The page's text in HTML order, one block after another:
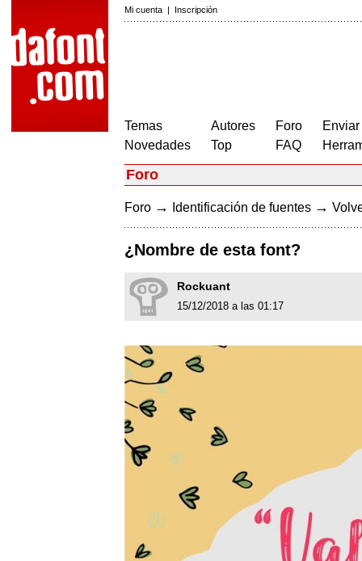
Mi cuenta | Inscripción
Temas
Novedades
Autores
Top
Foro
FAQ
Foro
Foro → Identificación de fuentes →
¿Nombre de esta font?
Rockuant
15/12/2018 a las 01:17